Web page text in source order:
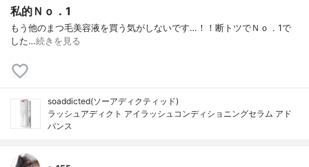
私的Ｎｏ．1
もう他のまつ毛美容液を買う気がしないです…！！断トツでＮｏ．1で
した…続きを見る
soaddicted(ソーアディクティッド)
ラッシュアディクト アイラッシュコンディショニングセラム アド
バンス